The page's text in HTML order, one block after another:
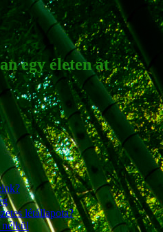
egy életen át
létállapota?